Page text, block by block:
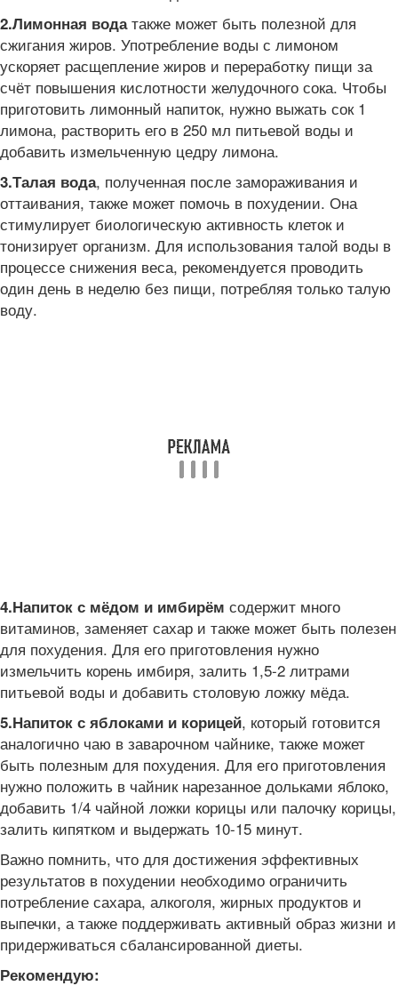
2.Лимонная водатакже может быть полезной для
сжигания жиров. Употребление воды с лимоном
ускоряет расщепление жиров и переработку пищи за
счёт повышения кислотности желудочного сока. Чтобы
приготовить лимонный напиток, нужно выжать сок 1
лимона, растворить его в 250 мл питьевой воды и
добавить измельченную цедру лимона.
3.Талая вода, полученная после замораживания и
оттаивания, также может помочь в похудении. Она
стимулирует биологическую активность клеток и
тонизирует организм. Для использования талой воды в
процессе снижения веса, рекомендуется проводить
один день в неделю без пищи, потребляя только талую
воду.
4.Напиток с мёдом и имбирём содержит много
витаминов, заменяет сахар и также может быть полезен
для похудения. Для его приготовления нужно
измельчить корень имбиря, залить 1,5-2 литрами
питьевой воды и добавить столовую ложку мёда.
5.Напиток с яблоками и корицей, который готовится
аналогично чаю в заварочном чайнике, также может
быть полезным для похудения. Для его приготовления
нужно положить в чайник нарезанное дольками яблоко,
добавить 1/4 чайной ложки корицы или палочку корицы,
залить кипятком и выдержать 10-15 минут.
Важно помнить, что для достижения эффективных
результатов в похудении необходимо ограничить
потребление сахара, алкоголя, жирных продуктов и
выпечки, а также поддерживать активный образ жизни и
придерживаться сбалансированной диеты.
Рекомендую: